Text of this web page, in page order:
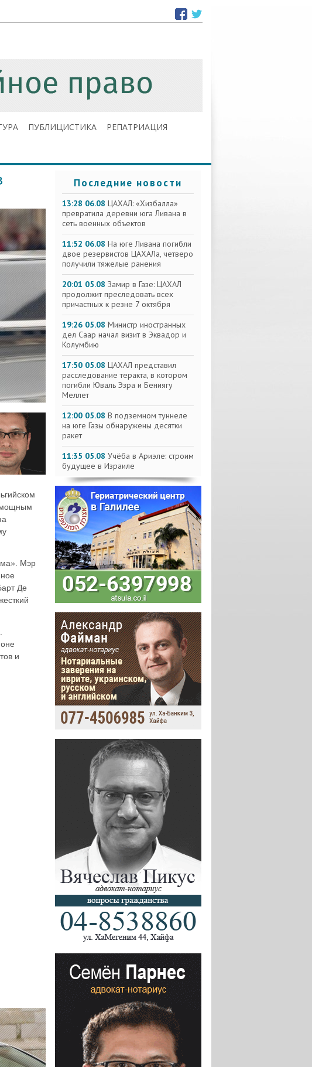
ПУБЛИЦИСТИКА РЕПАТРИАЦИЯ
мощным
Мэр
Де
и
Последние новости
13:28 06.08 ЦАХАЛ: «Хизбалла»
превратила деревни юга Ливана в
сеть военных объектов
11:52 06.08 На юге Ливана погибли
двое резервистов ЦАХАЛа, четверо
получили тяжелые ранения
20:01 05.08 Замир в Газе: ЦАХАЛ
продолжит преследовать всех
причастных к резне 7 октября
19:26 05.08 Министр иностранных
дел Саар начал визит в Эквадор и
Колумбию
17:50 05.08 ЦАХАЛ представил
расследование теракта, в котором
погибли Юваль Эзра и Бениягу
Меллет
12:00 05.08 В подземном туннеле
на юге Газы обнаружены десятки
ракет
11:35 05.08 Учёба в Ариэле: строим
будущее в Израиле